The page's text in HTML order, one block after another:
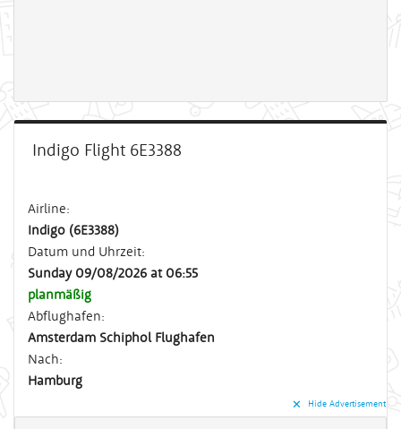
Indigo Flight 6E3388
Airline:
Indigo (6E3388)
Datum und Uhrzeit:
Sunday 09/08/2026 at 06:55
planmäßig
Abflughafen:
Amsterdam Schiphol Flughafen
Nach:
Hamburg
✕︎ Hide Advertisement